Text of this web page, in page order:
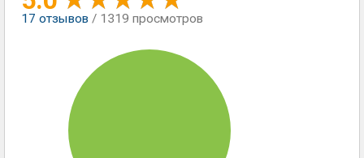
17 отзывов / 1319 просмотров